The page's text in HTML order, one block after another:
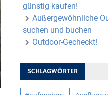
günstig kaufen!
Außergewöhnliche
suchen und buchen
Outdoor-Gecheckt!
SCHLAGWÖRTER